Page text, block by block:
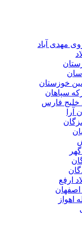
مهدی آباد
خوزستان
سپاهان
خلیج فارس
آرا
ارفع
اهواز